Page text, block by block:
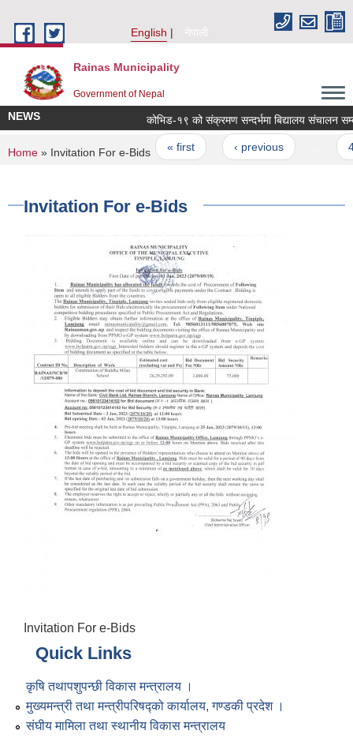
English
नेपाली
Rainas Municipality
Government of Nepal
NEWS
Pages
« first ‹ previous 46
You are here
Home » Invitation For e-Bids
Invitation For e-Bids
Invitation For e-Bids
Quick Links
कृषि तथापशुपन्छी विकास मन्त्रालय ।
मुख्यमन्त्री तथा मन्त्रीपरिषद्को कार्यालय, गण्डकी प्रदेश ।
संघीय मामिला तथा स्थानीय विकास मन्त्रालय